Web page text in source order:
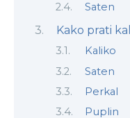
Saten
Kako prati
Kaliko
Saten
Perkal
Puplin